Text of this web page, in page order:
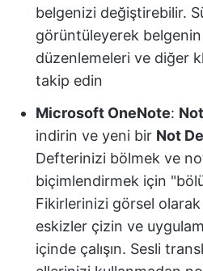
belgenizi değiştirebilir.
görüntüleyerek
düzenlemeleri ve diğer
takip edin
Microsoft OneNote:
indirin ve yeni bir Not
Defterinizi bölmek ve
biçimlendirmek için
Fikirlerinizi görsel
eskizler çizin ve
içinde çalışın. Sesli